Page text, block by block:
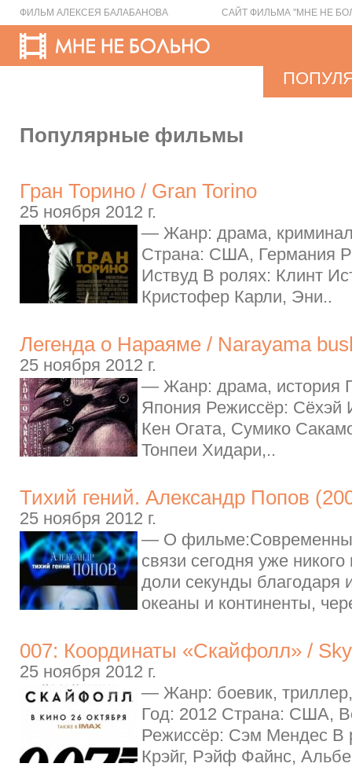
ФИЛЬМ АЛЕКСЕЯ БАЛАБАНОВА САЙТ ФИЛЬМА "МНЕ НЕ
Популярные фильмы
Гран Торино / Gran Torino
25 ноября 2012 г.
— Жанр: драма,
Страна: США, Германия
Иствуд В ролях: Клинт
Кристофер Карли, Эни..
Легенда о Нараяме / Narayama
25 ноября 2012 г.
— Жанр: драма, история
Япония Режиссёр: Сёхэй
Кен Огата, Сумико
Тонпеи Хидари,..
Тихий гений. Александр Попов
25 ноября 2012 г.
— О
связи сегодня уже
доли секунды благодаря
океаны и континенты,
007: Координаты «Скайфолл» /
25 ноября 2012 г.
— Жанр: боевик,
Год: 2012 Страна: США,
Режиссёр: Сэм Мендес В
Крэйг, Рэйф Файнс,